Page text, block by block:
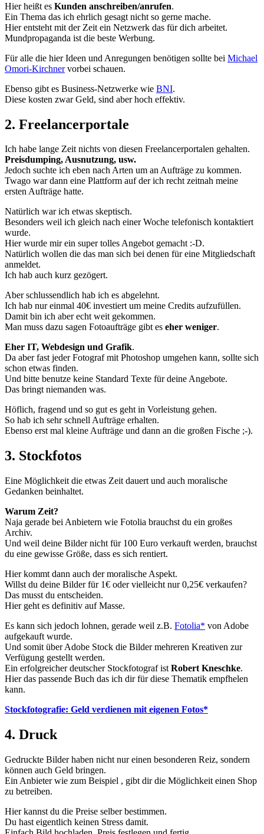
Hier heißt es Kunden anschreiben/anrufen.
Ein Thema das ich ehrlich gesagt nicht so gerne mache.
Hier entsteht mit der Zeit ein Netzwerk das für dich arbeitet.
Mundpropaganda ist die beste Werbung.
Für alle die hier Ideen und Anregungen benötigen sollte bei Michael
Omori-Kirchnervorbei schauen.
Ebenso gibt es Business-Netzwerke wie BNI.
Diese kosten zwar Geld, sind aber hoch effektiv.
2. Freelancerportale
Ich habe lange Zeit nichts von diesen Freelancerportalen gehalten.
Preisdumping, Ausnutzung, usw.
Jedoch suchte ich eben nach Arten um an Aufträge zu kommen.
Twago war dann eine Plattform auf der ich recht zeitnah meine
ersten Aufträge hatte.
Natürlich war ich etwas skeptisch.
Besonders weil ich gleich nach einer Woche telefonisch kontaktiert
wurde.
Hier wurde mir ein super tolles Angebot gemacht :-D.
Natürlich wollen die das man sich bei denen für eine Mitgliedschaft
anmeldet.
Ich hab auch kurz gezögert.
Aber schlussendlich hab ich es abgelehnt.
Ich hab nur einmal 40€ investiert um meine Credits aufzufüllen.
Damit bin ich aber echt weit gekommen.
Man muss dazu sagen Fotoaufträge gibt es eher weniger.
Eher IT, Webdesign und Grafik.
Da aber fast jeder Fotograf mit Photoshop umgehen kann, sollte sich
schon etwas finden.
Und bitte benutze keine Standard Texte für deine Angebote.
Das bringt niemanden was.
Höflich, fragend und so gut es geht in Vorleistung gehen.
So hab ich sehr schnell Aufträge erhalten.
Ebenso erst mal kleine Aufträge und dann an die großen Fische ;-).
3. Stockfotos
Eine Möglichkeit die etwas Zeit dauert und auch moralische
Gedanken beinhaltet.
Warum Zeit?
Naja gerade bei Anbietern wie Fotolia brauchst du ein großes
Archiv.
Und weil deine Bilder nicht für 100 Euro verkauft werden, brauchst
du eine gewisse Größe, dass es sich rentiert.
Hier kommt dann auch der moralische Aspekt.
Willst du deine Bilder für 1€ oder vielleicht nur 0,25€ verkaufen?
Das musst du entscheiden.
Hier geht es definitiv auf Masse.
Es kann sich jedoch lohnen, gerade weil z.B. Fotolia* von Adobe
aufgekauft wurde.
Und somit über Adobe Stock die Bilder mehreren Kreativen zur
Verfügung gestellt werden.
Ein erfolgreicher deutscher Stockfotograf ist Robert Kneschke.
Hier das passende Buch das ich dir für diese Thematik empfhelen
kann.
Stockfotografie: Geld verdienen mit eigenen Fotos*
4. Druck
Gedruckte Bilder haben nicht nur einen besonderen Reiz, sondern
können auch Geld bringen.
Ein Anbieter wie zum Beispiel , gibt dir die Möglichkeit einen Shop
zu betreiben.
Hier kannst du die Preise selber bestimmen.
Du hast eigentlich keinen Stress damit.